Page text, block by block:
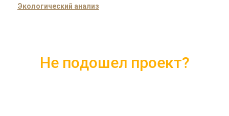
Экологический анализ
Не подошел проект?